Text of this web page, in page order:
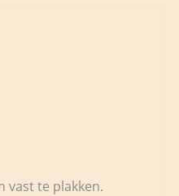
vast te plakken.